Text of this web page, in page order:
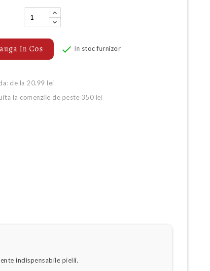
In Cos  In stoc furnizor
de la 20.99 lei
la comenzile de peste 350 lei
indispensabile pielii.